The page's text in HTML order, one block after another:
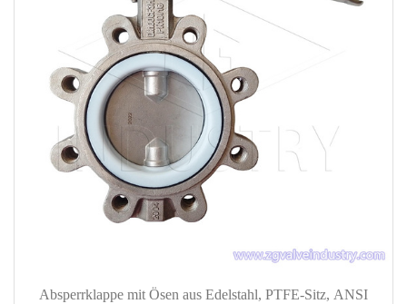
Absperrklappe mit Ösen aus Edelstahl, PTFE-Sitz, ANSI